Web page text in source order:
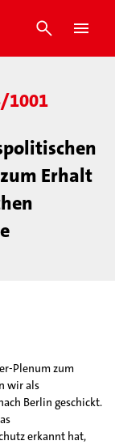
1001
Erhalt
Plenum zum
wir als
Berlin geschickt.
erkannt hat,